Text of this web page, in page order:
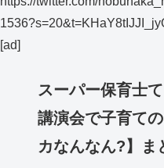
[ad]
スーパー保育士
講演会で子育て
カなんなん?】ま